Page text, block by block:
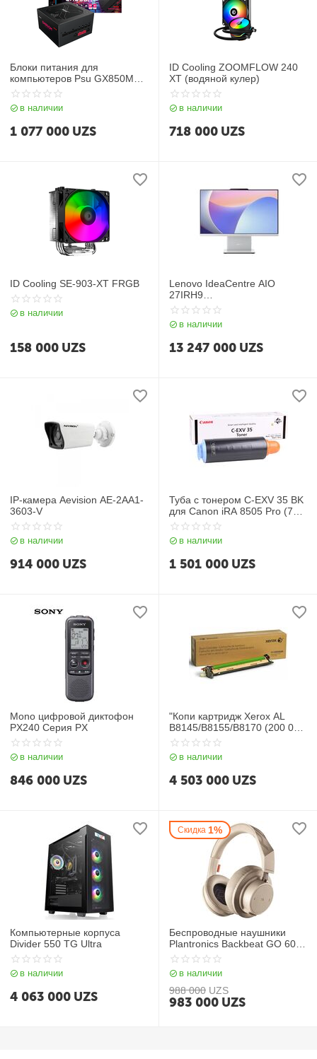
Блоки питания для
компьютеров Psu GX850M
80+ Gold Black
в наличии
1 077 000 UZS
ID Cooling ZOOMFLOW 240
XT (водяной кулер)
в наличии
718 000 UZS
ID Cooling SE-903-XT FRGB
в наличии
158 000 UZS
Lenovo IdeaCentre AIO
27IRH9
(i7/16/512GbNVME/27") Cloud
Grey
в наличии
13 247 000 UZS
IP-камера Aevision AE-2AA1-
3603-V
в наличии
914 000 UZS
Туба с тонером C-EXV 35 BK
для Canon iRA 8505 Pro (70
000 стр.)
в наличии
1 501 000 UZS
Mono цифровой диктофон
PX240 Серия PX
в наличии
846 000 UZS
"Копи картридж Xerox AL
B8145/B8155/B8170 (200 000
стр) "
в наличии
4 503 000 UZS
Компьютерные корпуса
Divider 550 TG Ultra
в наличии
4 063 000 UZS
Скидка 1%
Беспроводные наушники
Plantronics Backbeat GO 600
Khaki
в наличии
988 000 UZS
983 000 UZS